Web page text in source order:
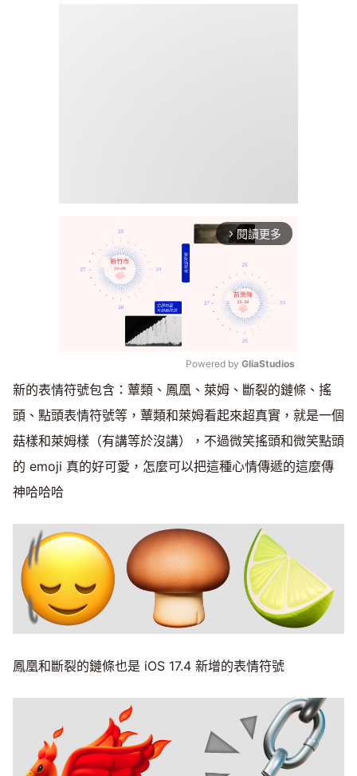
arrow_forward_ios 閱讀更多
Mute
Powered by GliaStudios
新的表情符號包含：蕈類、鳳凰、萊姆、斷裂的鏈條、搖
頭、點頭表情符號等，蕈類和萊姆看起來超真實，就是一個
菇樣和萊姆樣（有講等於沒講），不過微笑搖頭和微笑點頭
的 emoji 真的好可愛，怎麼可以把這種心情傳遞的這麼傳
神哈哈哈
鳳凰和斷裂的鏈條也是 iOS 17.4 新增的表情符號